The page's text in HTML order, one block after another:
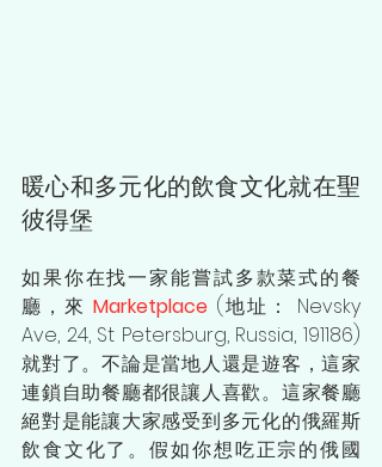
暖心和多元化的飲食文化就在聖
彼得堡
如果你在找一家能嘗試多款菜式的餐
廳，來 Marketplace (地址： Nevsky
Ave, 24, St Petersburg, Russia, 191186)
就對了。不論是當地人還是遊客，這家
連鎖自助餐廳都很讓人喜歡。這家餐廳
絕對是能讓大家感受到多元化的俄羅斯
飲食文化了。假如你想吃正宗的俄國